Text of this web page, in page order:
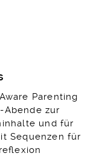
Parenting
Abende zur
und für
Sequenzen für